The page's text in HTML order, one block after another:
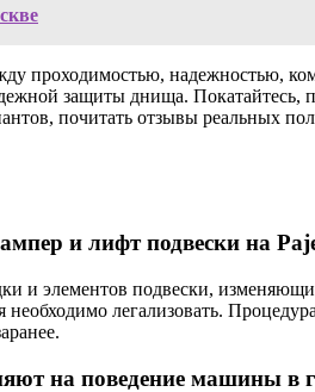
проходимостью, надежностью,
защиты днища. Покатайтесь,
почитать отзывы
и лифт подвески на
и элементов подвески,
легализовать.
на поведение машины в